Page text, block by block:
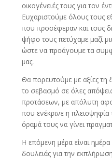
οικογένειές τους για τον
Ευχαριστούμε όλους τους
που προσέφεραν και τους
ψήφο τους πετύχαμε μαζί
ώστε να προάγουμε τα
μας.
Θα πορευτούμε με αξίες τη
το σεβασμό σε όλες
προτάσεων, με απόλυτη
που ενέκρινε η
όραμά τους να γίνει
Η επόμενη μέρα είναι
δουλειάς για την